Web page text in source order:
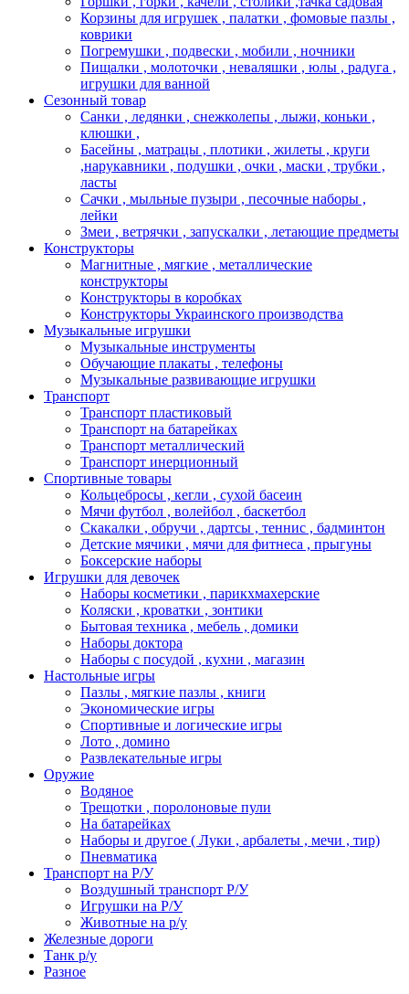
Корзины для игрушек , палатки , фомовые пазлы ,
коврики
Погремушки , подвески , мобили , ночники
Пищалки , молоточки , неваляшки , юлы , радуга ,
игрушки для ванной
Сезонный товар
Санки , ледянки , снежколепы , лыжи, коньки ,
клюшки ,
Басейны , матрацы , плотики , жилеты , круги
,нарукавники , подушки , очки , маски , трубки ,
ласты
Сачки , мыльные пузыри , песочные наборы ,
лейки
Змеи , ветрячки , запускалки , летающие предметы
Конструкторы
Магнитные , мягкие , металлические
конструкторы
Конструкторы в коробках
Конструкторы Украинского производства
Музыкальные игрушки
Музыкальные инструменты
Обучающие плакаты , телефоны
Музыкальные развивающие игрушки
Транспорт
Транспорт пластиковый
Транспорт на батарейках
Транспорт металлический
Транспорт инерционный
Спортивные товары
Кольцебросы , кегли , сухой басеин
Мячи футбол , волейбол , баскетбол
Скакалки , обручи , дартсы , теннис , бадминтон
Детские мячики , мячи для фитнеса , прыгуны
Боксерские наборы
Игрушки для девочек
Наборы косметики , парикхмахерские
Коляски , кроватки , зонтики
Бытовая техника , мебель , домики
Наборы доктора
Наборы с посудой , кухни , магазин
Настольные игры
Пазлы , мягкие пазлы , книги
Экономические игры
Спортивные и логические игры
Лото , домино
Развлекательные игры
Оружие
Водяное
Трещотки , поролоновые пули
На батарейках
Наборы и другое ( Луки , арбалеты , мечи , тир)
Пневматика
Транспорт на Р/У
Воздушный транспорт Р/У
Игрушки на Р/У
Животные на р/у
Железные дороги
Танк р/у
Разное